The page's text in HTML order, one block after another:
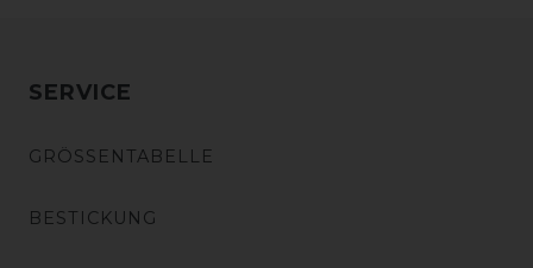
SERVICE
GRÖSSENTABELLE
BESTICKUNG